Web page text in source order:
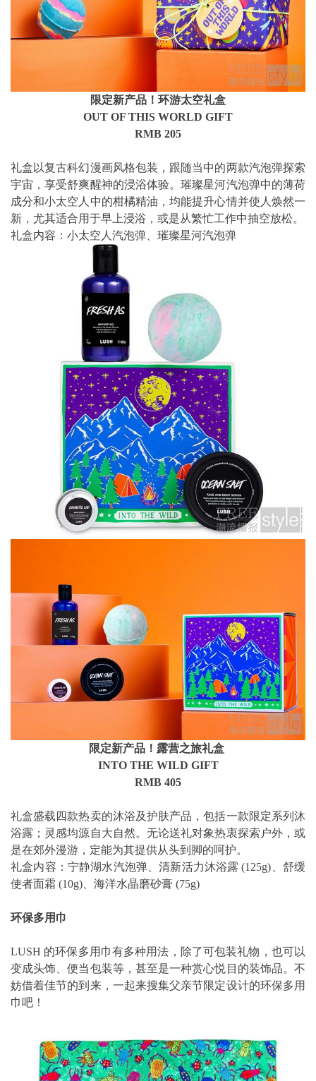
限定新产品！环游太空礼盒
OUT OF THIS WORLD GIFT
RMB 205
礼盒以复古科幻漫画风格包装， 跟随当中的两款汽泡弹探索
宇宙，享受舒爽醒神的浸浴体验。璀璨星河汽泡弹中的薄荷
成分和小太空人中的柑橘精油，均能提升心情并使人焕然一
新，尤其适合用于早上浸浴， 或是从繁忙工作中抽空放松。
礼盒内容：小太空人汽泡弹、璀璨星河汽泡弹
限定新产品！露营之旅礼盒
INTO THE WILD GIFT
RMB 405
礼盒盛载四款热卖的沐浴及护肤产品，包括一款限定系列沐
浴露； 灵感均源自大自然。 无论送礼对象热衷探索户外，或
是在郊外漫游，定能为其提供从头到脚的呵护。
礼盒内容：宁静湖水汽泡弹、清新活力沐浴露 (125g)、 舒缓
使者面霜 (10g)、海洋水晶磨砂膏 (75g)
环保多用巾
LUSH 的环保多用巾有多种用法，除了可包装礼物，也可以
变成头饰、便当包装等，甚至是一种赏心悦目的装饰品。不
妨借着佳节的到来，一起来搜集父亲节限定设计的环保多用
巾吧！